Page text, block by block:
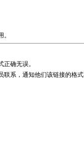
确无误。
联系，通知他们该链接的格